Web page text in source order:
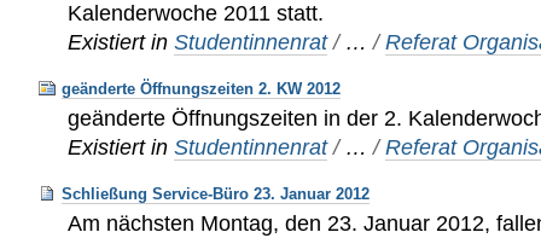
Kalenderwoche 2011 statt.
Existiert in Studentinnenrat / …/Referat
geänderte Öffnungszeiten 2. KW 2012
geänderte Öffnungszeiten in der 2.
Existiert in Studentinnenrat / …/Referat
Schließung Service-Büro 23. Januar 2012
Am nächsten Montag, den 23. Januar 2012,